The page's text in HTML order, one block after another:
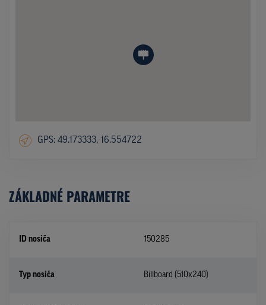
GPS: 49.173333, 16.554722
ZÁKLADNÉ PARAMETRE
ID nosiča 150285
Typ nosiča Billboard (510x240)